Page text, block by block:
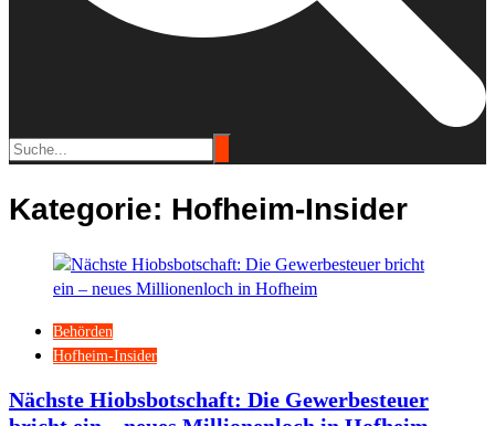
Kategorie: Hofheim-Insider
Behörden
Hofheim-Insider
Nächste Hiobsbotschaft: Die Gewerbesteuer